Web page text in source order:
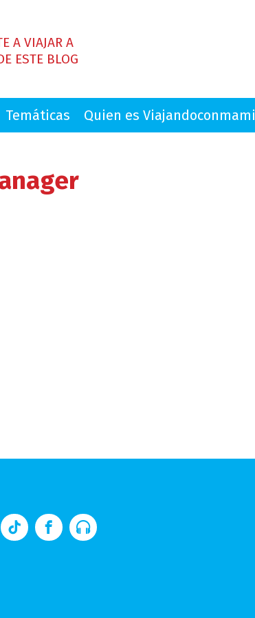
A VIAJAR A
ESTE BLOG
Temáticas Quien es Viajandoconmami